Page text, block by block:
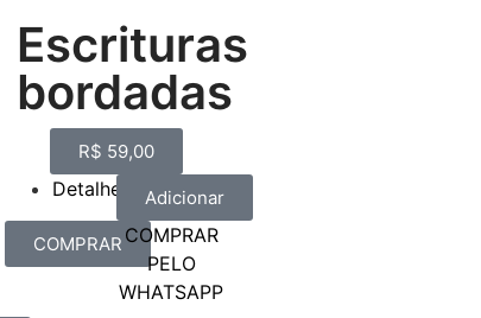
Escrituras
bordadas
R$ 59,00
Detalhes Adicionar
COMPRAR COMPRAR
PELO
WHATSAPP